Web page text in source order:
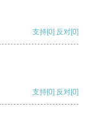
支持[0] 反对[0]
支持[0] 反对[0]